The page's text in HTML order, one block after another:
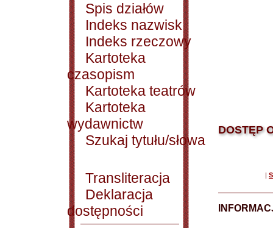
Spis działów
Indeks nazwisk
Indeks rzeczowy
Kartoteka
czasopism
Kartoteka teatrów
Kartoteka
wydawnictw
Szukaj tytułu/słowa
Transliteracja
Deklaracja
dostępności
DOSTĘP
|